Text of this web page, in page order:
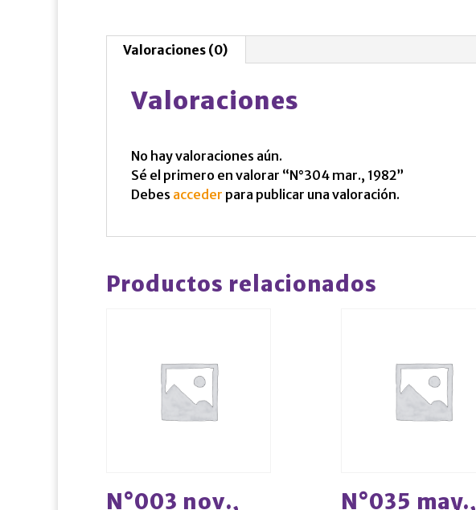
Valoraciones (0)
Valoraciones
No hay valoraciones aún.
Sé el primero en valorar “N°304 mar., 1982”
Debes acceder para publicar una valoración.
Productos relacionados
N°003 nov., N°035 may.,